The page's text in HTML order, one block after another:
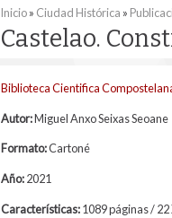
Se encuentra usted aquí
Inicio» Ciudad Histórica »
Castelao.
Biblioteca Cientifica
Autor:Miguel Anxo Seixas Seoane
Formato:Cartoné
Año:2021
Características:1089 páginas / 22